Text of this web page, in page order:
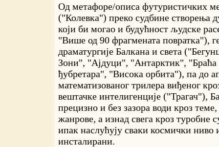
Од метафоре/описа футуристичких
("Колевка") преко судбине створења
који би могао и будућност људске
"Више од 90 фрагмената повратка"),
драматургије Балкана и света
Зони", "Ајдуци", "Антарктик",
ђубретара", "Висока орбита"), па до
математизованог трилера виђеног
вештачке интелигенције ("Трагач"),
прецизно и без зазора води кроз
жанрове, а изнад свега кроз туробне
ипак наслућују сваки космички ниво
инсталирани.